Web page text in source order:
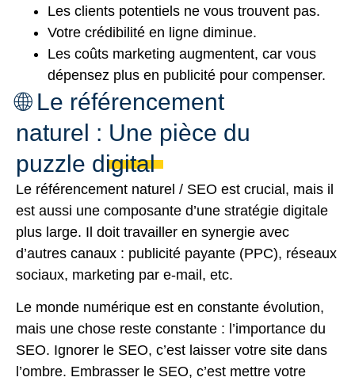
Les clients potentiels ne vous trouvent pas.
Votre crédibilité en ligne diminue.
Les coûts marketing augmentent, car vous
dépensez plus en publicité pour compenser.
🌐 Le référencement
naturel : Une pièce du
puzzle digital
Le référencement naturel / SEO est crucial, mais il
est aussi une composante d’une stratégie digitale
plus large. Il doit travailler en synergie avec
d’autres canaux : publicité payante (PPC), réseaux
sociaux, marketing par e-mail, etc.
Le monde numérique est en constante évolution,
mais une chose reste constante : l’importance du
SEO. Ignorer le SEO, c’est laisser votre site dans
l’ombre. Embrasser le SEO, c’est mettre votre